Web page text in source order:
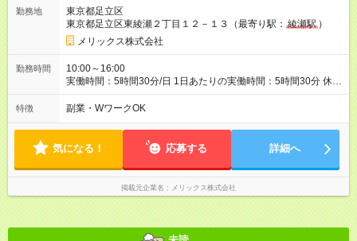
勤務地
東京都足立区
東京都足立区東綾瀬２丁目１２－１３（最寄り駅： 綾瀬駅 ）
メリックス株式会社
勤務時間
10:00～16:00
実働時間：5時間30分/日 1日あたりの実働時間：5時間30分 休
憩：30分 ◆週3日～勤務OK ◆決められた時間内のお仕事なので
家族と過ごす時間もしっかり確保できます。 ◆長期で働きたい
特徴 副業・WワークOK
気になる！ 応募する 詳細へ
掲載元企業名 メリックス株式会社